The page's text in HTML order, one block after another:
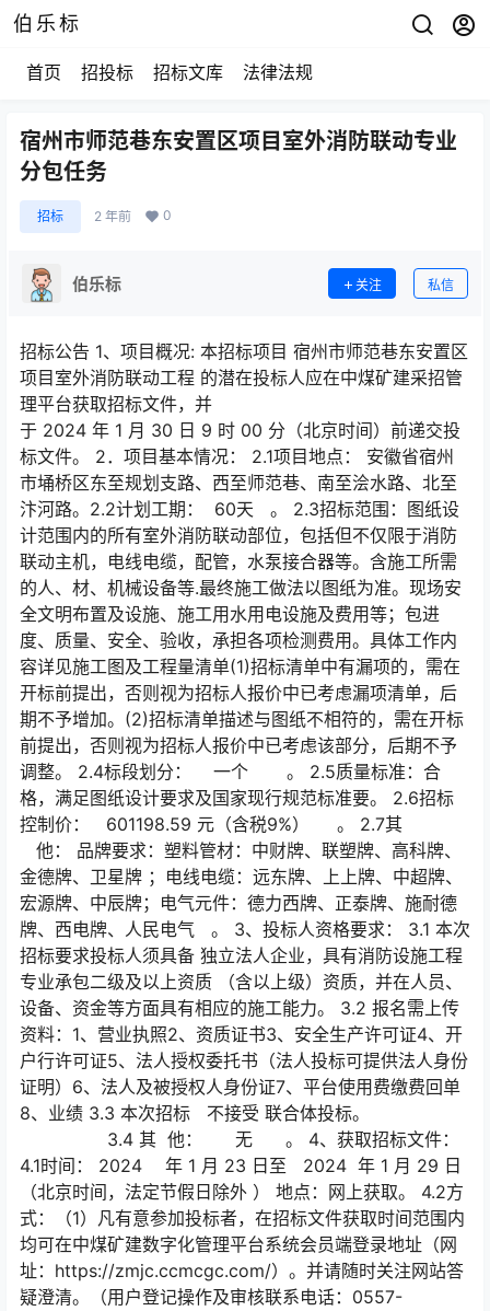
伯乐标
首页 招投标 招标文库 法律法规
宿州市师范巷东安置区项目室外消防联动专业
分包任务
招标 2 年前 0
伯乐标 关注 私信
招标公告 1、项目概况: 本招标项目 宿州市师范巷东安置区
项目室外消防联动工程 的潜在投标人应在中煤矿建采招管
理平台获取招标文件，并
于 2024 年 1 月 30 日 9 时 00 分（北京时间）前递交投
标文件。 2．项目基本情况： 2.1项目地点： 安徽省宿州
市埇桥区东至规划支路、西至师范巷、南至浍水路、北至
汴河路。2.2计划工期： 60天 。 2.3招标范围：图纸设
计范围内的所有室外消防联动部位，包括但不仅限于消防
联动主机，电线电缆，配管，水泵接合器等。含施工所需
的人、材、机械设备等.最终施工做法以图纸为准。现场安
全文明布置及设施、施工用水用电设施及费用等；包进
度、质量、安全、验收，承担各项检测费用。具体工作内
容详见施工图及工程量清单(1)招标清单中有漏项的，需在
开标前提出，否则视为招标人报价中已考虑漏项清单，后
期不予增加。(2)招标清单描述与图纸不相符的，需在开标
前提出，否则视为招标人报价中已考虑该部分，后期不予
调整。 2.4标段划分： 一个 。 2.5质量标准：合
格，满足图纸设计要求及国家现行规范标准要。 2.6招标
控制价： 601198.59 元（含税9%） 。 2.7其
他： 品牌要求：塑料管材：中财牌、联塑牌、高科牌、
金德牌、卫星牌 ；电线电缆：远东牌、上上牌、中超牌、
宏源牌、中辰牌；电气元件：德力西牌、正泰牌、施耐德
牌、西电牌、人民电气 。 3、投标人资格要求： 3.1 本次
招标要求投标人须具备 独立法人企业，具有消防设施工程
专业承包二级及以上资质 （含以上级）资质，并在人员、
设备、资金等方面具有相应的施工能力。 3.2 报名需上传
资料：1、营业执照2、资质证书3、安全生产许可证4、开
户行许可证5、法人授权委托书（法人投标可提供法人身份
证明）6、法人及被授权人身份证7、平台使用费缴费回单
8、业绩 3.3 本次招标 不接受 联合体投标。
3.4 其 他： 无 。 4、获取招标文件：
4.1时间： 2024 年 1 月 23 日至 2024 年 1 月 29 日
（北京时间，法定节假日除外 ） 地点：网上获取。 4.2方
式：（1）凡有意参加投标者，在招标文件获取时间范围内
均可在中煤矿建数字化管理平台系统会员端登录地址（网
址：https://zmjc.ccmcgc.com/）。并请随时关注网站答
疑澄清。（用户登记操作及审核联系电话：0557-